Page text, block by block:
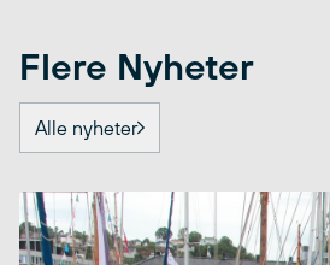
Flere Nyheter
Alle nyheter